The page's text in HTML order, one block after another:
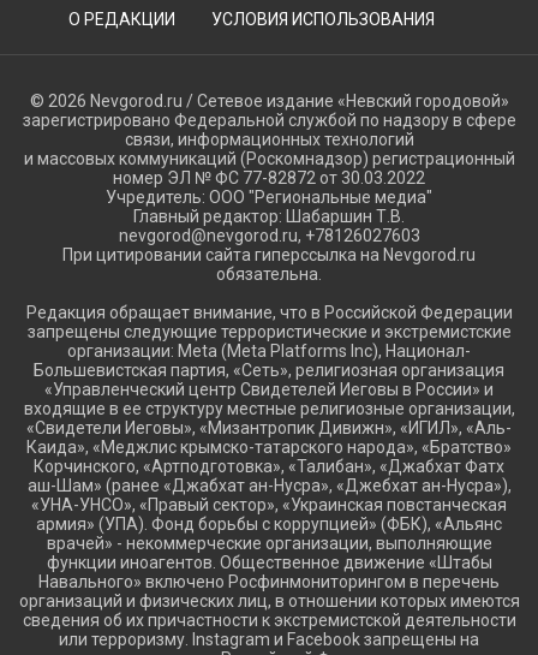
О РЕДАКЦИИ УСЛОВИЯ ИСПОЛЬЗОВАНИЯ
© 2026 Nevgorod.ru / Сетевое издание «Невский городовой»
зарегистрировано Федеральной службой по надзору в сфере
связи, информационных технологий
и массовых коммуникаций (Роскомнадзор) регистрационный
номер ЭЛ № ФС 77-82872 от 30.03.2022
Учредитель: ООО "Региональные медиа"
Главный редактор: Шабаршин Т.В.
nevgorod@nevgorod.ru, +78126027603
При цитировании сайта гиперссылка на Nevgorod.ru
обязательна.
Редакция обращает внимание, что в Российской Федерации
запрещены следующие террористические и экстремистские
организации: Meta (Meta Platforms Inc), Национал-
Большевистская партия, «Сеть», религиозная организация
«Управленческий центр Свидетелей Иеговы в России» и
входящие в ее структуру местные религиозные организации,
«Свидетели Иеговы», «Мизантропик Дивижн», «ИГИЛ», «Аль-
Каида», «Меджлис крымско-татарского народа», «Братство»
Корчинского, «Артподготовка», «Талибан», «Джабхат Фатх
аш-Шам» (ранее «Джабхат ан-Нусра», «Джебхат ан-Нусра»),
«УНА-УНСО», «Правый сектор», «Украинская повстанческая
армия» (УПА). Фонд борьбы с коррупцией» (ФБК), «Альянс
врачей» - некоммерческие организации, выполняющие
функции иноагентов. Общественное движение «Штабы
Навального» включено Росфинмониторингом в перечень
организаций и физических лиц, в отношении которых имеются
сведения об их причастности к экстремистской деятельности
или терроризму. Instagram и Facebook запрещены на